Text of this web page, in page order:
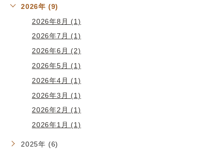
2026年 (9)
2026年8月 (1)
2026年7月 (1)
2026年6月 (2)
2026年5月 (1)
2026年4月 (1)
2026年3月 (1)
2026年2月 (1)
2026年1月 (1)
2025年 (6)